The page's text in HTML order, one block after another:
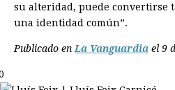
su alteridad, puede convertirse
una identidad común”.
Publicado en La Vanguardia el 9